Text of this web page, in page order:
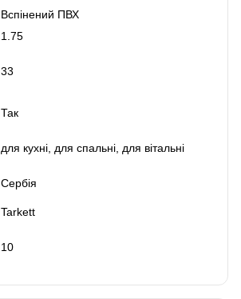
Вспінений ПВХ
1.75
33
Так
для кухні, для спальні, для вітальні
Сербія
Tarkett
10